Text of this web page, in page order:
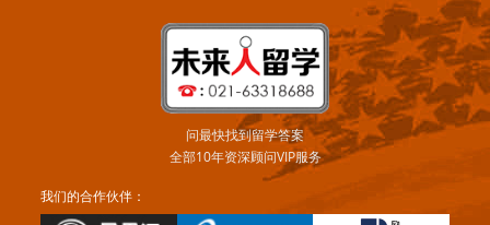
问最快找到留学答案
全部10年资深顾问VIP服务
我们的合作伙伴：